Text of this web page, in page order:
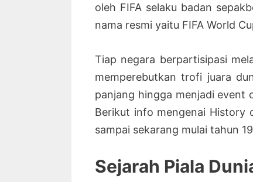
oleh FIFA selaku badan
nama resmi yaitu FIFA World
Tiap negara berpartisipasi
memperebutkan trofi juara
panjang hingga menjadi event
Berikut info mengenai History
sampai sekarang mulai tahun
Sejarah Piala